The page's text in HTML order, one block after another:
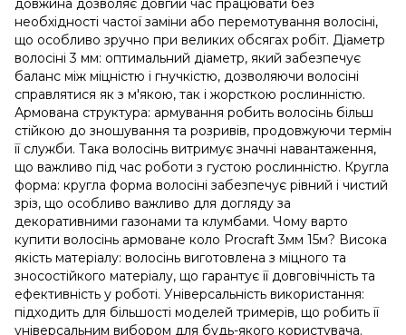
довжина дозволяє довгий час працювати без
необхідності частої заміни або перемотування волосіні,
що особливо зручно при великих обсягах робіт. Діаметр
волосіні 3 мм: оптимальний діаметр, який забезпечує
баланс між міцністю і гнучкістю, дозволяючи волосіні
справлятися як з м'якою, так і жорсткою рослинністю.
Армована структура: армування робить волосінь більш
стійкою до зношування та розривів, продовжуючи термін
її служби. Така волосінь витримує значні навантаження,
що важливо під час роботи з густою рослинністю. Кругла
форма: кругла форма волосіні забезпечує рівний і чистий
зріз, що особливо важливо для догляду за
декоративними газонами та клумбами. Чому варто
купити волосінь армоване коло Procraft 3мм 15м? Висока
якість матеріалу: волосінь виготовлена з міцного та
зносостійкого матеріалу, що гарантує її довговічність та
ефективність у роботі. Універсальність використання:
підходить для більшості моделей тримерів, що робить її
універсальним вибором для будь-якого користувача.